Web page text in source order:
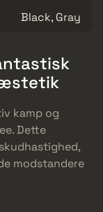
Black, Gray
kamp og
Dette
modstandere